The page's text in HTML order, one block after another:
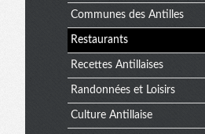
Communes des Antilles
Restaurants
Recettes Antillaises
Randonnées et Loisirs
Culture Antillaise